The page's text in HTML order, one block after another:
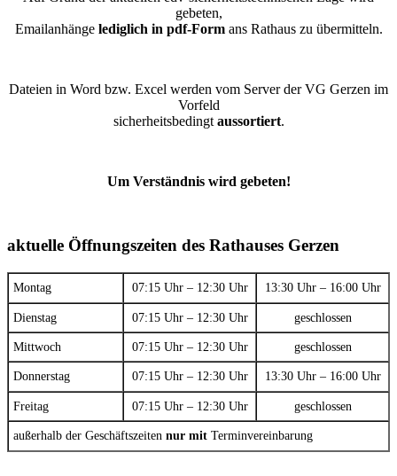
gebeten,
Emailanhänge lediglich in pdf-Formans Rathaus zu übermitteln.
Dateien in Word bzw. Excel werden vom Server der VG Gerzen im
Vorfeld
sicherheitsbedingt aussortiert.
Um Verständnis wird gebeten!
aktuelle Öffnungszeiten des Rathauses Gerzen
Montag 07:15 Uhr – 12:30 Uhr 13:30 Uhr – 16:00 Uhr
Dienstag 07:15 Uhr – 12:30 Uhr geschlossen
Mittwoch 07:15 Uhr – 12:30 Uhr geschlossen
Donnerstag 07:15 Uhr – 12:30 Uhr 13:30 Uhr – 16:00 Uhr
Freitag 07:15 Uhr – 12:30 Uhr geschlossen
außerhalb der Geschäftszeiten nur mit Terminvereinbarung